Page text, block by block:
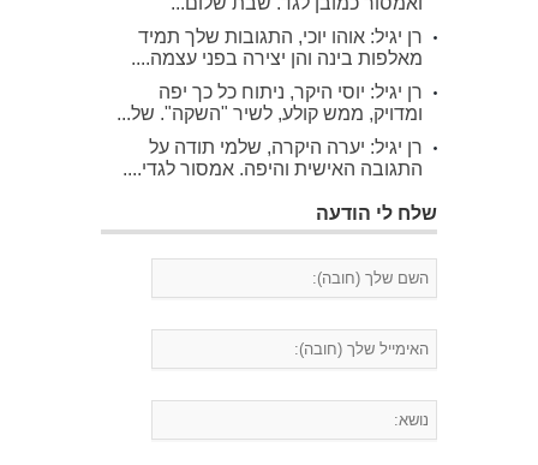
רן יגיל: אוהו יוכי, התגובות שלך תמיד
מאלפות בינה והן יצירה בפני עצמה....
רן יגיל: יוסי היקר, ניתוח כל כך יפה
ומדויק, ממש קולע, לשיר "השקה". של...
רן יגיל: יערה היקרה, שלמי תודה על
התגובה האישית והיפה. אמסור לגדי....
שלח לי הודעה